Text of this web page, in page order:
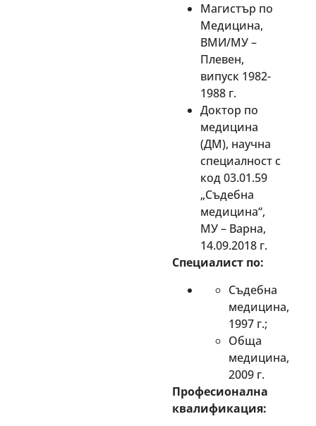
Магистър по
Медицина,
ВМИ/МУ –
Плевен,
випуск 1982-
1988 г.
Доктор по
медицина
(ДМ), научна
специалност с
код 03.01.59
„Съдебна
медицина“,
МУ – Варна,
14.09.2018 г.
Специалист по:
Съдебна
медицина,
1997 г.;
Обща
медицина,
2009 г.
Професионална
квалификация: